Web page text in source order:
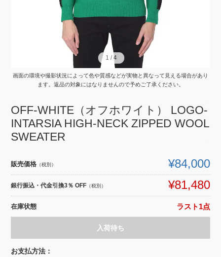
1 / 4
1 / 4
画面の環境や撮影状況によって色や質感などが実物と異なって見える場合があり
ます。返品の対象にはなりませんので予めご了承ください。
OFF-WHITE（オフホワイト） LOGO-
INTARSIA HIGH-NECK ZIPPED WOOL
SWEATER
販売価格 （税別） ¥84,000
銀行振込・代金引換3％ OFF （税別） ¥81,480
在庫状態 ラスト1点
入荷待ち
お支払方法：